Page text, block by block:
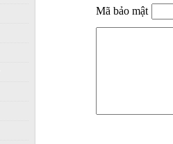
Mã bảo mật